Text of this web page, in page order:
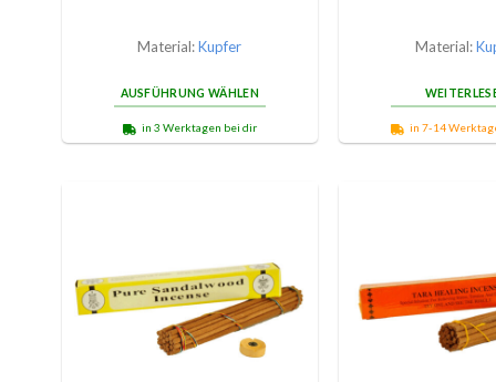
Material:Kupfer
AUSFÜHRUNG WÄHLEN
in 3 Werktagen bei dir
Material:
in 7-14